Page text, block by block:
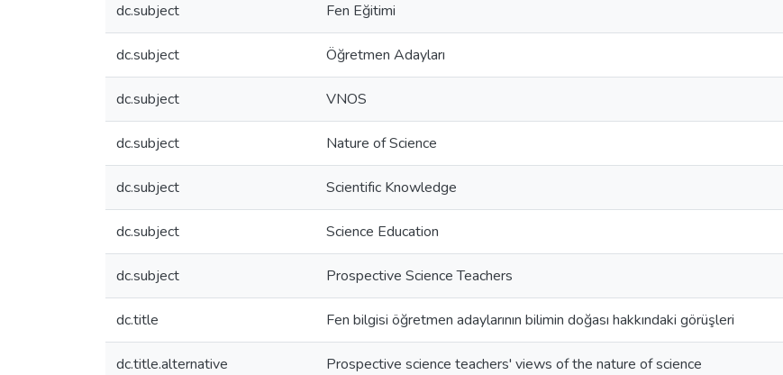
dc.subject Fen Eğitimi
dc.subject Öğretmen Adayları
dc.subject VNOS
dc.subject Nature of Science
dc.subject Scientific Knowledge
dc.subject Science Education
dc.subject Prospective Science Teachers
dc.title Fen bilgisi öğretmen adaylarının bilimin doğası hakkındaki görüşleri
dc.title.alternative Prospective science teachers' views of the nature of science